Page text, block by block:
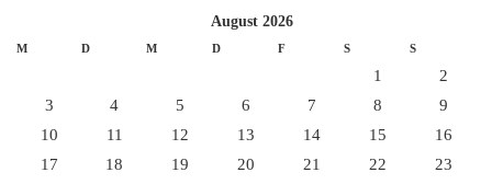
August 2026
M D M D F S S
1
2
3
4 5 6 7 8
9
10
11 12 13 14 15
16
17
18 19 20 21 22
23